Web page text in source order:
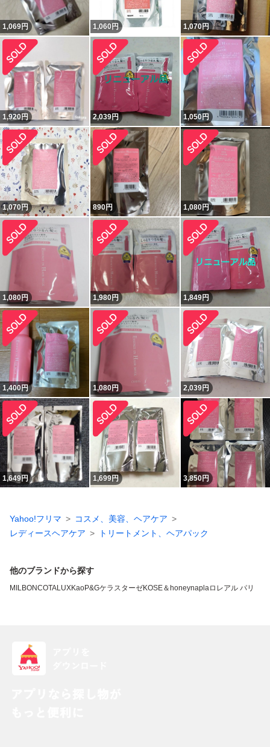
1,069円 1,060 円 1,070円
1,920円 2,039円 1,050円
1,070円 890円 1,080円
1,080円 1,980円 1,849円
1,400円 1,080円 2,039円
1,649円 1,699円 3,850円
Yahoo!フリマ
コスメ、美容、ヘアケア
レディースヘアケア
トリートメント、ヘアパック
他のブランドから探す
MILBONCOTALUXKaoP&GケラスターゼKOSE＆honeynaplaロレアル パリ